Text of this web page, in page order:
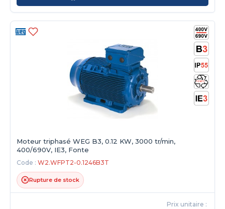
Moteur triphasé WEG B3, 0.12 KW, 3000 tr/min,
400/690V, IE3, Fonte
Code : W2.WFPT2-0.1246B3T
Rupture de stock
Prix unitaire :